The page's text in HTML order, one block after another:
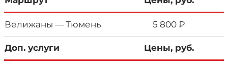
Велижаны — Тюмень 5 800 ₽
Доп. услуги Цены, руб.